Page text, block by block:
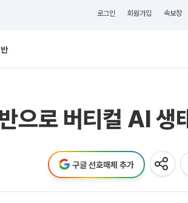
로그인 회원가입 속보창
으로 버티컬 AI 생
구글 선호매체 추가